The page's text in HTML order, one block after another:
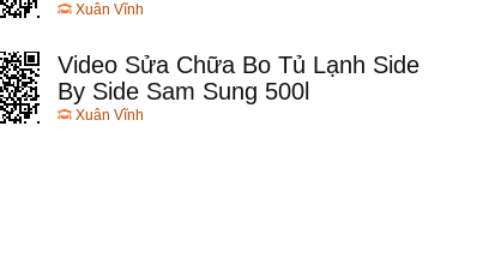
Xuân Vĩnh
Video Sửa Chữa Bo Tủ Lạnh Side
By Side Sam Sung 500l
Xuân Vĩnh